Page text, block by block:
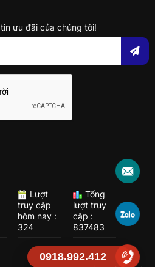
ưu đãi của chúng tôi!
Lượt
truy cập
hôm nay :
324
Tổng
lượt truy
cập :
837483
0918.992.412